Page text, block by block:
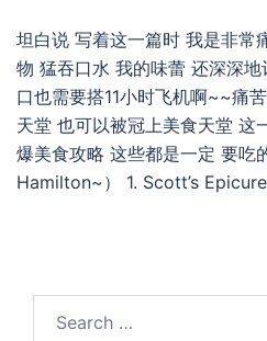
坦白说 写着这一篇时 我是非常
物 猛吞口水 我的味蕾 还深深
口也需要搭11小时飞机啊~~痛
天堂 也可以被冠上美食天堂 这
爆美食攻略 这些都是一定 要吃
Hamilton~） 1. Scott’s